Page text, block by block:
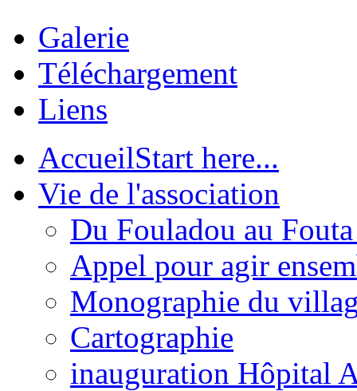
Galerie
Téléchargement
Liens
AccueilStart here...
Vie de l'association
Du Fouladou au
Appel pour agir
Monographie du
Cartographie
inauguration Hôpital